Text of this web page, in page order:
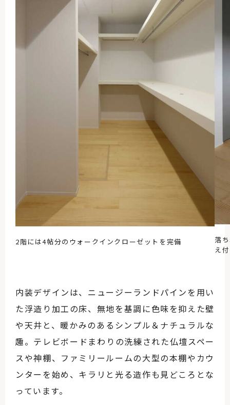
2階には4帖分のウォークインクローゼットを完備
落
え
内装デザインは、ニュージーランドパインを用い
た浮造り加工の床、無地を基調に色味を抑えた壁
や天井と、暖かみのあるシンプル＆ナチュラルな
趣。テレビボードまわりの洗練された仏壇スペー
スや神棚、ファミリールームの大型の本棚やカウ
ンターを始め、キラリと光る造作も見どころとな
っています。